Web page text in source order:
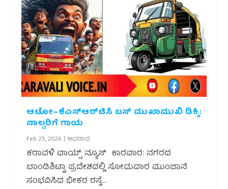
ಆಟೋ–ಕೆಎಸ್‌ಆರ್‌ಟಿಸಿ ಬಸ್ ಮುಖಾಮುಖಿ ಡಿಕ್ಕಿ:
ನಾಲ್ವರಿಗೆ ಗಾಯ
Feb 23, 2026 | ಅಪರಾಧ
ಕರಾವಳಿ ವಾಯ್ಸ್ ನ್ಯೂಸ್ ಕಾರವಾರ: ನಗರದ
ಬಾಂಡಿಶಿಟ್ಟಾ ಪ್ರದೇಶದಲ್ಲಿ ಸೋಮವಾರ ಮುಂಜಾನೆ
ಸಂಭವಿಸಿದ ಭೀಕರ ರಸ್ತೆ...